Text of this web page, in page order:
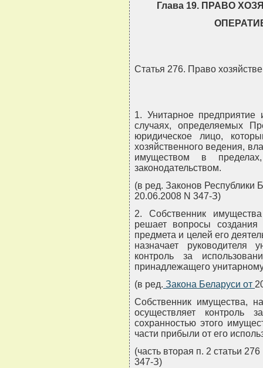
Глава 19. ПРАВО
Статья 276. Право
1. Унитарное предприятие
случаях, определяемых
юридическое лицо,
хозяйственного ведения,
имуществом в
законодательством.
(в ред. Законов Республики
20.06.2008 N 347-З)
2. Собственник
решает вопросы создания
предмета и целей его
назначает руководителя
контроль за
принадлежащего
(в ред. Закона Беларуси от
Собственник имущества,
осуществляет контроль
сохранностью этого
части прибыли от его
(часть вторая п. 2 статьи
347-З)